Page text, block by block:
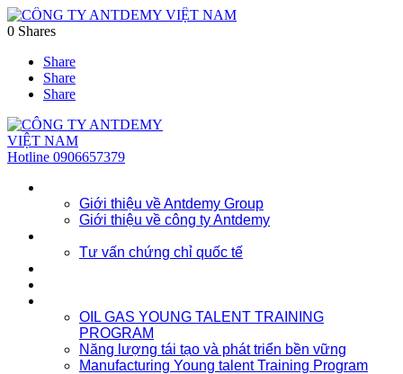
0 Shares
Share
Share
Share
Hotline 0906657379
Giới thiệu về Antdemy Group
Giới thiệu về công ty Antdemy
Tư vấn chứng chỉ quốc tế
OIL GAS YOUNG TALENT TRAINING
PROGRAM
Năng lượng tái tạo và phát triển bền vững
Manufacturing Young talent Training Program